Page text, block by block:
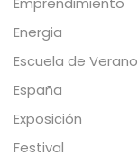
Energia
Escuela de Verano
España
Exposición
Festival